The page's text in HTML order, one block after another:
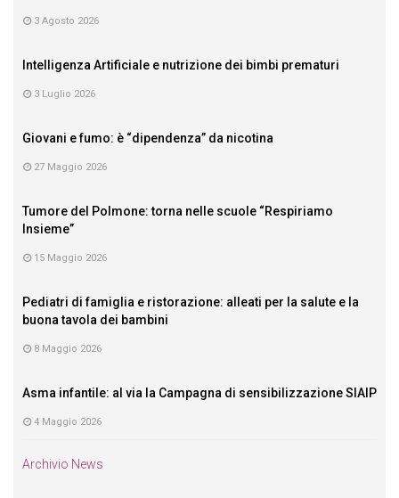
3 Agosto 2026
Intelligenza Artificiale e nutrizione dei bimbi prematuri
3 Luglio 2026
Giovani e fumo: è “dipendenza” da nicotina
27 Maggio 2026
Tumore del Polmone: torna nelle scuole “Respiriamo
Insieme”
15 Maggio 2026
Pediatri di famiglia e ristorazione: alleati per la salute e la
buona tavola dei bambini
8 Maggio 2026
Asma infantile: al via la Campagna di sensibilizzazione SIAIP
4 Maggio 2026
Archivio News